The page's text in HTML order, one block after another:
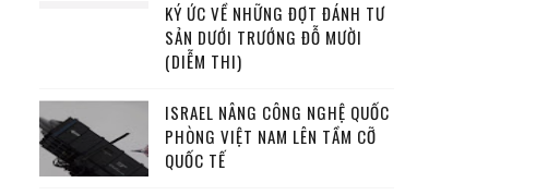
KÝ ỨC VỀ NHỮNG ĐỢT ĐÁNH TƯ
SẢN DƯỚI TRƯỚNG ĐỖ MƯỜI
(DIỄM THI)
ISRAEL NÂNG CÔNG NGHỆ QUỐC
PHÒNG VIỆT NAM LÊN TẦM CỠ
QUỐC TẾ